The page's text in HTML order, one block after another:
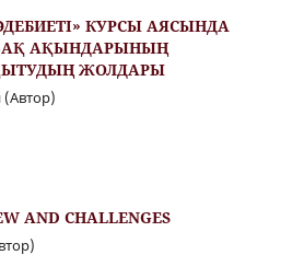
КУРСЫ АЯСЫНДА
АҚЫНДАРЫНЫҢ
ЖОЛДАРЫ
(Автор)
AND CHALLENGES